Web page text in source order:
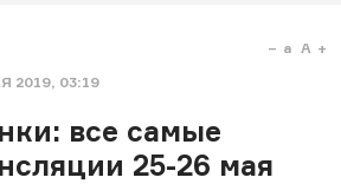
2019, 03:19
a A
все самые
25-26 мая